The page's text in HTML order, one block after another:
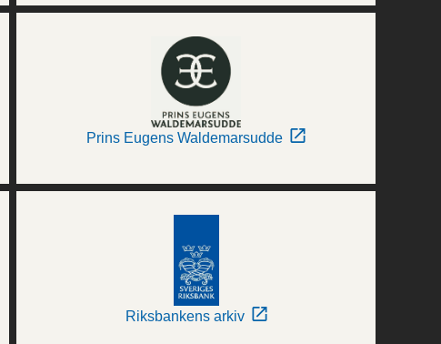
Prins Eugens Waldemarsudde
Riksbankens arkiv